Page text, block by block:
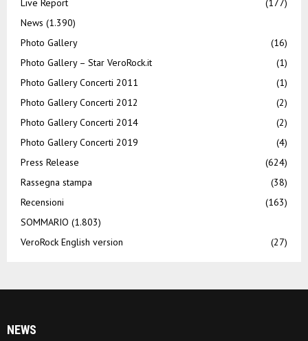
Live Report
(177)
News (1.390)
Photo Gallery
(16)
Photo Gallery – Star VeroRock.it
(1)
Photo Gallery Concerti 2011
(1)
Photo Gallery Concerti 2012
(2)
Photo Gallery Concerti 2014
(2)
Photo Gallery Concerti 2019
(4)
Press Release
(624)
Rassegna stampa
(38)
Recensioni
(163)
SOMMARIO (1.803)
VeroRock English version
(27)
NEWS